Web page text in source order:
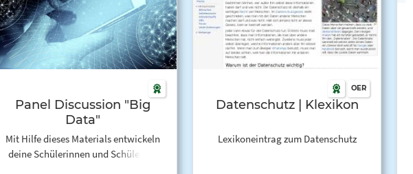
Panel Discussion "Big
Data"
Mit Hilfe dieses Materials entwickeln
deine Schülerinnen und Schüler ein
OER
Datenschutz | Klexikon
Lexikoneintrag zum Datenschutz